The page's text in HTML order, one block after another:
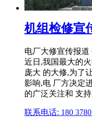
机组检修宣
电厂大修宣传报
近日,我国最大的
庞大 的大修,为了
影响,电 厂方决定
的广泛关注和 支持
联系电话: 180 3780